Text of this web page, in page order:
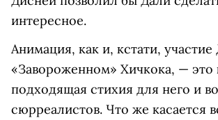
интересное.
Анимация, как и, кстати, участие
«Завороженном» Хичкока, — это
подходящая стихия для него и
сюрреалистов. Что же касается